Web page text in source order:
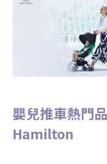
嬰兒推車熱門
Hamilton